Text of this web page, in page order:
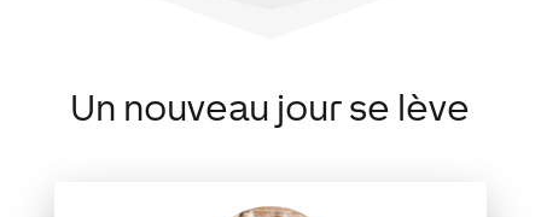
Un nouveau jour se lève